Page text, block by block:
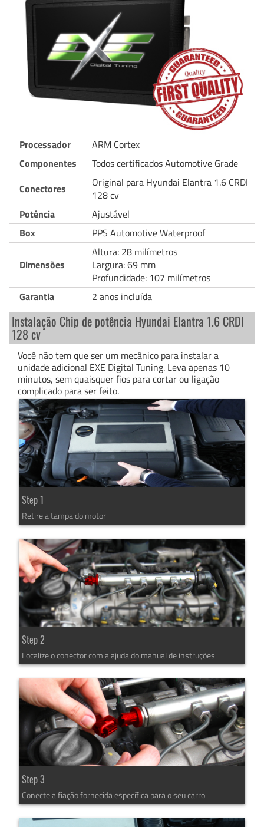
Processador
ARM Cortex
Componentes
Todos certificados Automotive Grade
Conectores
Original para Hyundai Elantra 1.6 CRDI
128 cv
Potência
Ajustável
Box
PPS Automotive Waterproof
Dimensões
Altura: 28 milímetros
Largura: 69 mm
Profundidade: 107 milímetros
Garantia
2 anos incluída
Instalação Chip de potência Hyundai Elantra 1.6 CRDI
128 cv
Você não tem que ser um mecânico para instalar a
unidade adicional EXE Digital Tuning. Leva apenas 10
minutos, sem quaisquer fios para cortar ou ligação
complicado para ser feito.
Step 1
Retire a tampa do motor
Step 2
Localize o conector com a ajuda do manual de instruções
Step 3
Conecte a fiação fornecida específica para o seu carro